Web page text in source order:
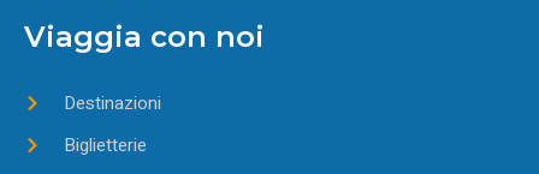
Viaggia con noi
Destinazioni
Biglietterie